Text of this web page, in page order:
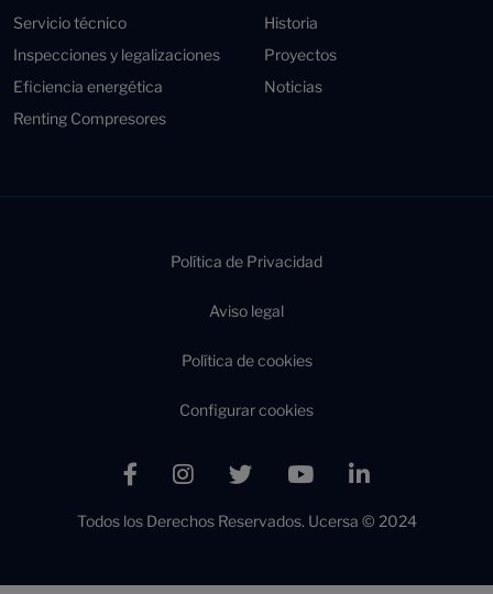
Servicio técnico
Inspecciones y legalizaciones
Eficiencia energética
Renting Compresores
Historia
Proyectos
Noticias
Todos los Derechos Reservados. Ucersa © 2024
Política de Privacidad
Aviso legal
Política de cookies
Configurar cookies